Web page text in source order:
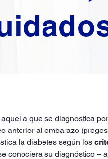
que se diagnostica
anterior al embarazo
la diabetes según los
conociera su diagnóstico –